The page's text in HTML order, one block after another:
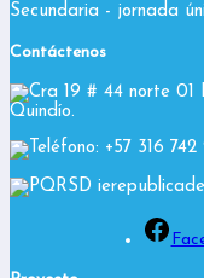
Secundaria - jornada
Contáctenos
Cra 19 # 44 norte 01
Quindío.
Teléfono: +57 316 742
PQRSD